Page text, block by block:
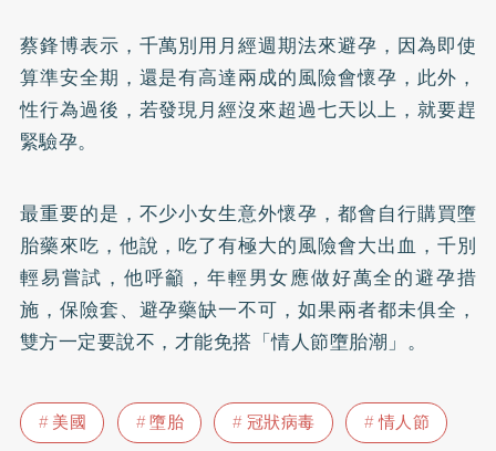
蔡鋒博表示，千萬別用月經週期法來避孕，因為即使
算準安全期，還是有高達兩成的風險會懷孕，此外，
性行為過後，若發現月經沒來超過七天以上，就要趕
緊驗孕。
最重要的是，不少小女生意外懷孕，都會自行購買墮
胎藥來吃，他說，吃了有極大的風險會大出血，千別
輕易嘗試，他呼籲，年輕男女應做好萬全的避孕措
施，保險套、避孕藥缺一不可，如果兩者都未俱全，
雙方一定要說不，才能免搭「情人節墮胎潮」。
美國 墮胎 冠狀病毒 情人節